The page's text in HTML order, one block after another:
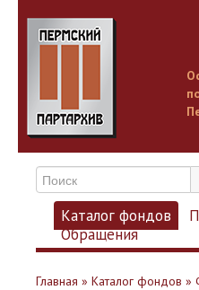
Каталог фондов
Обращения
Главная » Каталог фондов »